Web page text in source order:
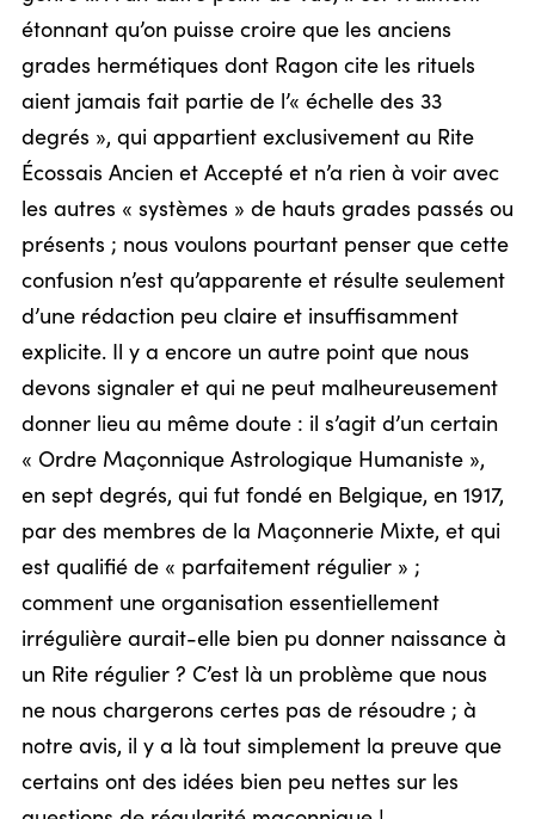
étonnant qu’on puisse croire que les anciens
grades hermétiques dont Ragon cite les rituels
aient jamais fait partie de l’« échelle des 33
degrés », qui appartient exclusivement au Rite
Écossais Ancien et Accepté et n’a rien à voir avec
les autres « systèmes » de hauts grades passés ou
présents ; nous voulons pourtant penser que cette
confusion n’est qu’apparente et résulte seulement
d’une rédaction peu claire et insuffisamment
explicite. Il y a encore un autre point que nous
devons signaler et qui ne peut malheureusement
donner lieu au même doute : il s’agit d’un certain
« Ordre Maçonnique Astrologique Humaniste »,
en sept degrés, qui fut fondé en Belgique, en 1917,
par des membres de la Maçonnerie Mixte, et qui
est qualifié de « parfaitement régulier » ;
comment une organisation essentiellement
irrégulière aurait-elle bien pu donner naissance à
un Rite régulier ? C’est là un problème que nous
ne nous chargerons certes pas de résoudre ; à
notre avis, il y a là tout simplement la preuve que
certains ont des idées bien peu nettes sur les